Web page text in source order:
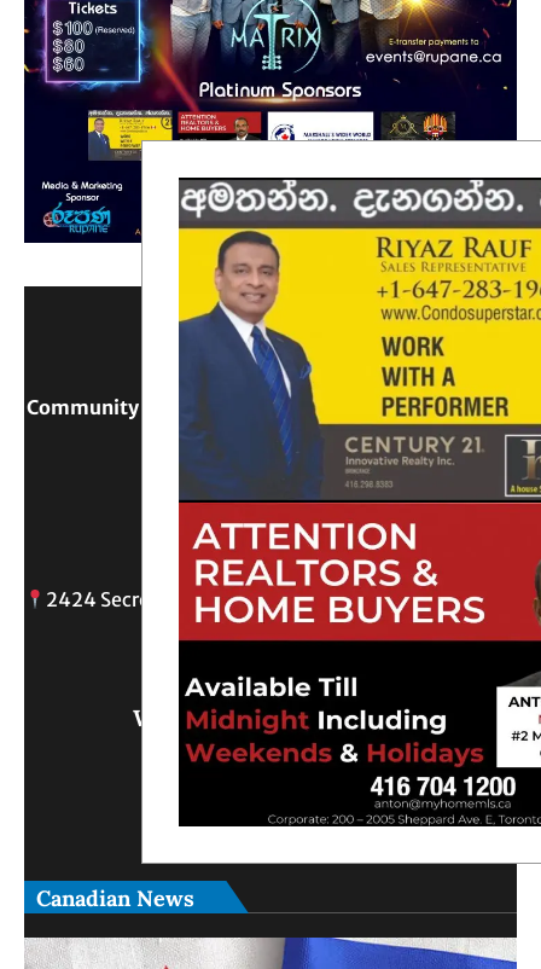
Community Digital Platform Connecting Sri Lanka &
Canada
Reach Out
2424 Secreto drive, Oshawa, ON
Write Us What You Think
Canadian News